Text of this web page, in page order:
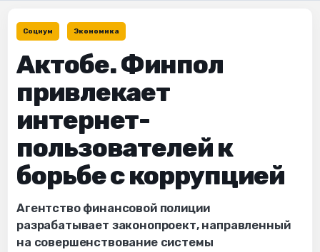
Социум Экономика
Актобе. Финпол
привлекает
интернет-
пользователей к
борьбе с коррупцией
Агентство финансовой полиции
разрабатывает законопроект, направленный
на совершенствование системы